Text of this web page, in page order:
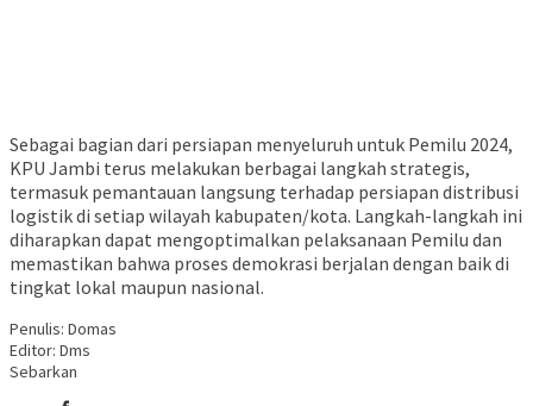
Sebagai bagian dari persiapan menyeluruh untuk Pemilu 2024,
KPU Jambi terus melakukan berbagai langkah strategis,
termasuk pemantauan langsung terhadap persiapan distribusi
logistik di setiap wilayah kabupaten/kota. Langkah-langkah ini
diharapkan dapat mengoptimalkan pelaksanaan Pemilu dan
memastikan bahwa proses demokrasi berjalan dengan baik di
tingkat lokal maupun nasional.
Penulis: Domas
Editor: Dms
Sebarkan